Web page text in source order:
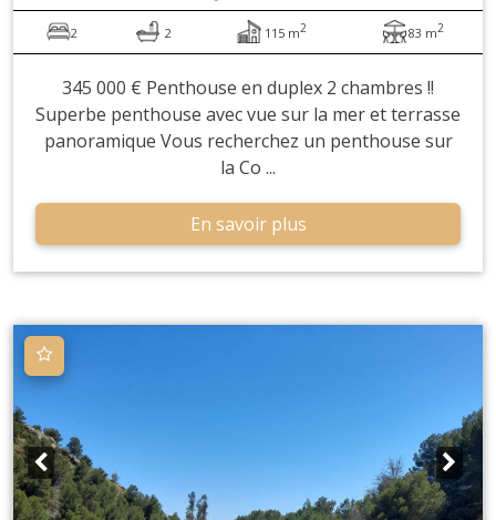
2 2 115 m2 83 m2
345 000 € Penthouse en duplex 2 chambres !!
Superbe penthouse avec vue sur la mer et terrasse
panoramique Vous recherchez un penthouse sur
la Co ...
En savoir plus